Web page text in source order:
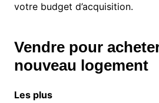
votre budget d’acquisition.
Vendre pour
nouveau logement
Les plus